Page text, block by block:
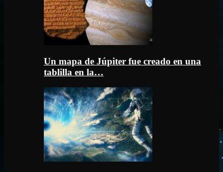
Un mapa de Júpiter fue creado en una
tablilla en la…